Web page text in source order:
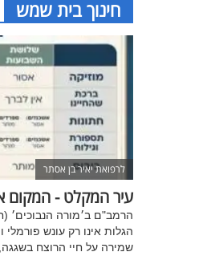
חינוך בית שמש
לרפואת יאיר בן אסתר
עיר המקלט - המקום
הרמב"ם ב׳מורה הנבוכים׳
הגלות אינו רק עונש פורמלי
שמירה על חיי הרוצח